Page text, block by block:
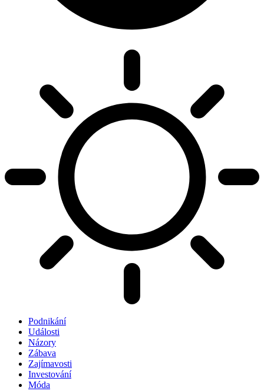
Podnikání
Události
Názory
Zábava
Zajímavosti
Investování
Móda